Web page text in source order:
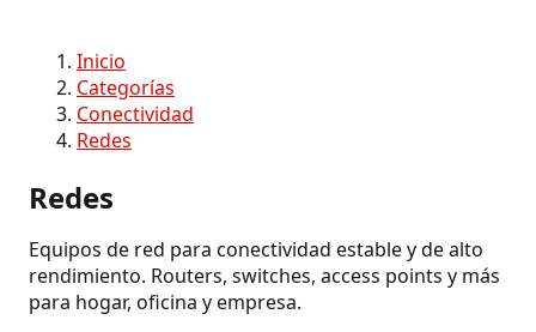
Inicio
Categorías
Conectividad
Redes
Redes
Equipos de red para conectividad estable y de alto
rendimiento. Routers, switches, access points y más
para hogar, oficina y empresa.